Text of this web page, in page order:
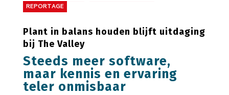
REPORTAGE
Plant in balans houden blijft uitdaging
bij The Valley
Steeds meer software,
maar kennis en ervaring
teler onmisbaar